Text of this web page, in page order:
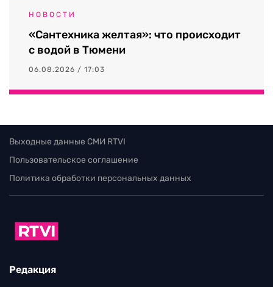
НОВОСТИ
«Сантехника желтая»: что происходит
с водой в Тюмени
06.08.2026 / 17:03
Выходные данные СМИ RTVI
Пользовательское соглашение
Политика обработки персональных данных
Редакция